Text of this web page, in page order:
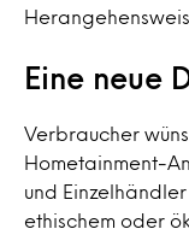
Eine neue
Verbraucher
Hometainment-
und
ethischem oder